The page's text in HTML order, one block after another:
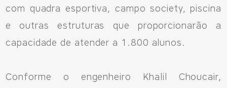
Fale pelo WhastApp
com quadra esportiva, campo society, piscina
e outras estruturas que proporcionarão a
capacidade de atender a 1.800 alunos.
Conforme o engenheiro Khalil Choucair,